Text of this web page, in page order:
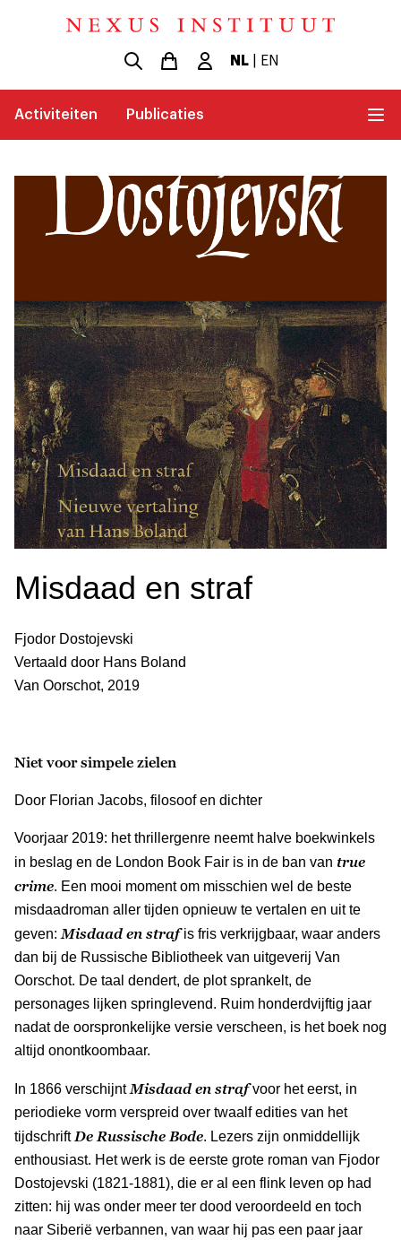
NL| EN
Activiteiten Publicaties
Misdaad en straf
Fjodor Dostojevski
Vertaald door Hans Boland
Van Oorschot, 2019
Niet voor simpele zielen
Door Florian Jacobs, filosoof en dichter
Voorjaar 2019: het thrillergenre neemt halve boekwinkels
in beslag en de London Book Fair is in de ban van true
crime. Een mooi moment om misschien wel de beste
misdaadroman aller tijden opnieuw te vertalen en uit te
geven: Misdaad en strafis fris verkrijgbaar, waar anders
dan bij de Russische Bibliotheek van uitgeverij Van
Oorschot. De taal dendert, de plot sprankelt, de
personages lijken springlevend. Ruim honderdvijftig jaar
nadat de oorspronkelijke versie verscheen, is het boek nog
altijd onontkoombaar.
In 1866 verschijnt Misdaad en strafvoor het eerst, in
periodieke vorm verspreid over twaalf edities van het
tijdschrift De Russische Bode. Lezers zijn onmiddellijk
enthousiast. Het werk is de eerste grote roman van Fjodor
Dostojevski (1821-1881), die er al een flink leven op had
zitten: hij was onder meer ter dood veroordeeld en toch
naar Siberië verbannen, van waar hij pas een paar jaar